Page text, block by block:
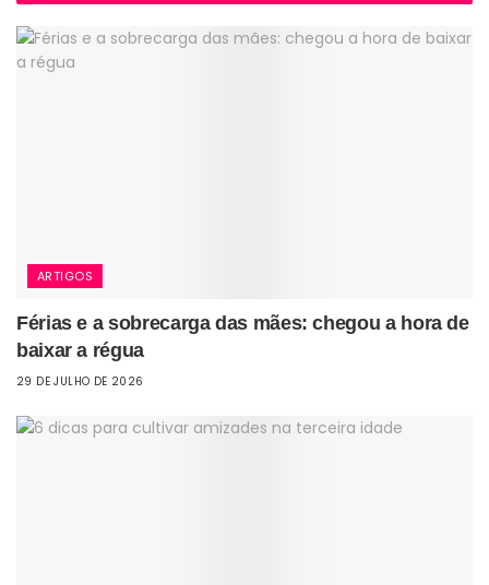
ARTIGOS
Férias e a sobrecarga das mães: chegou a hora de
baixar a régua
29 DE JULHO DE 2026